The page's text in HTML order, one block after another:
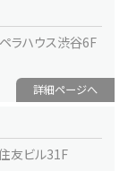
ラハウス渋谷6F
詳細ページへ
友ビル31F